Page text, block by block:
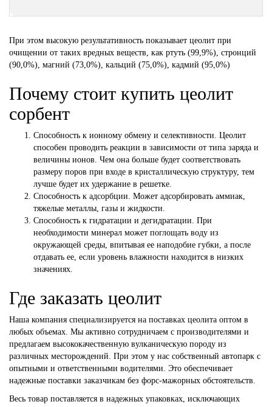
При этом высокую результативность показывает цеолит при
очищении от таких вредных веществ, как ртуть (99,9%), стронций
(90,0%), магний (73,0%), кальций (75,0%), кадмий (95,0%)
Почему стоит купить цеолит
сорбент
Способность к ионному обмену и селективности. Цеолит
способен проводить реакции в зависимости от типа заряда и
величины ионов. Чем она больше будет соответствовать
размеру поров при входе в кристаллическую структуру, тем
лучше будет их удержание в решетке.
Способность к адсорбции. Может адсорбировать аммиак,
тяжелые металлы, газы и жидкости.
Способность к гидратации и дегидратации. При
необходимости минерал может поглощать воду из
окружающей среды, впитывая ее наподобие губки, а после
отдавать ее, если уровень влажности находится в низких
значениях.
Где заказать цеолит
Наша компания специализируется на поставках цеолита оптом в
любых объемах. Мы активно сотрудничаем с производителями и
предлагаем высококачественную вулканическую породу из
различных месторождений. При этом у нас собственный автопарк с
опытными и ответственными водителями. Это обеспечивает
надежные поставки заказчикам без форс-мажорных обстоятельств.
Весь товар поставляется в надежных упаковках, исключающих